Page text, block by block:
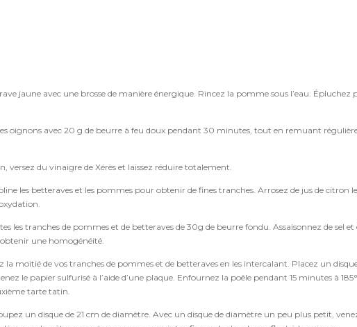
jaune avec une brosse de manière énergique. Rincez la pomme sous l’eau. Épluchez
oignons avec 20 g de beurre à feu doux pendant 30 minutes, tout en remuant
versez du vinaigre de Xérès et laissez réduire totalement.
les betteraves et les pommes pour obtenir de fines tranches. Arrosez de jus de citron
les tranches de pommes et de betteraves de 30g de beurre fondu. Assaisonnez de sel et
une homogénéité.
la moitié de vos tranches de pommes et de betteraves en les intercalant. Placez un
le papier sulfurisé à l’aide d’une plaque. Enfournez la poêle pendant 15 minutes à
tarte tatin.
un disque de 21 cm de diamètre. Avec un disque de diamètre un peu plus petit,